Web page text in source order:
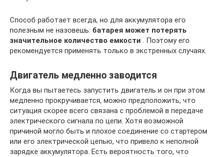
Способ работает всегда, но для аккумулятора его
полезным не назовешь: батарея может потерять
значительное количество емкости . Поэтому его
рекомендуется применять только в экстренных случаях.
Двигатель медленно заводится
Когда вы пытаетесь запустить двигатель и он при этом
медленно прокручивается, можно предположить, что
ситуация скорее всего связана с проблемой в передаче
электрического сигнала по цепи. Хотя возможной
причиной могло быть и плохое соединение со стартером
или его электрической цепью, что привело к неполной
зарядке аккумулятора. Есть вероятность того, что